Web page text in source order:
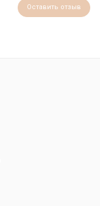
Оставить отзыв